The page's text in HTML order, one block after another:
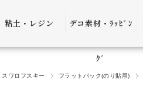
粘土・レジン
粘土・粘土土台
レジン
デコ素材・ﾗｯﾋﾟﾝ
ｸﾞ
デコ素材
ﾗｯﾋﾟﾝｸﾞ雑貨
スワロフスキー フラットバック(のり貼用)